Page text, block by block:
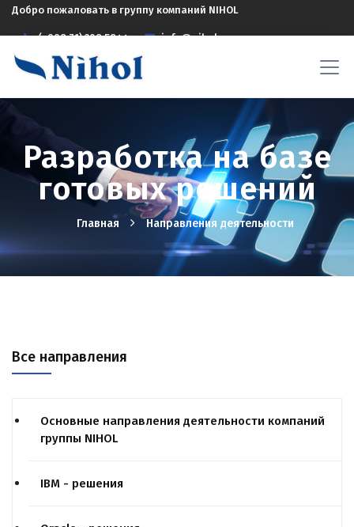
Добро пожаловать в группу компаний NIHOL
(+998 71) 208 5844 info@nihol.uz
Разработка на базе
готовых решений
Главная Hаправления деятельности
Все направления
Основные направления деятельности компаний
группы NIHOL
IBM - решения